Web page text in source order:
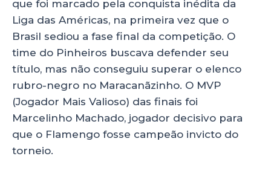
que foi marcado pela conquista inédita da
Liga das Américas, na primeira vez que o
Brasil sediou a fase final da competição. O
time do Pinheiros buscava defender seu
título, mas não conseguiu superar o elenco
rubro-negro no Maracanãzinho. O MVP
(Jogador Mais Valioso) das finais foi
Marcelinho Machado, jogador decisivo para
que o Flamengo fosse campeão invicto do
torneio.